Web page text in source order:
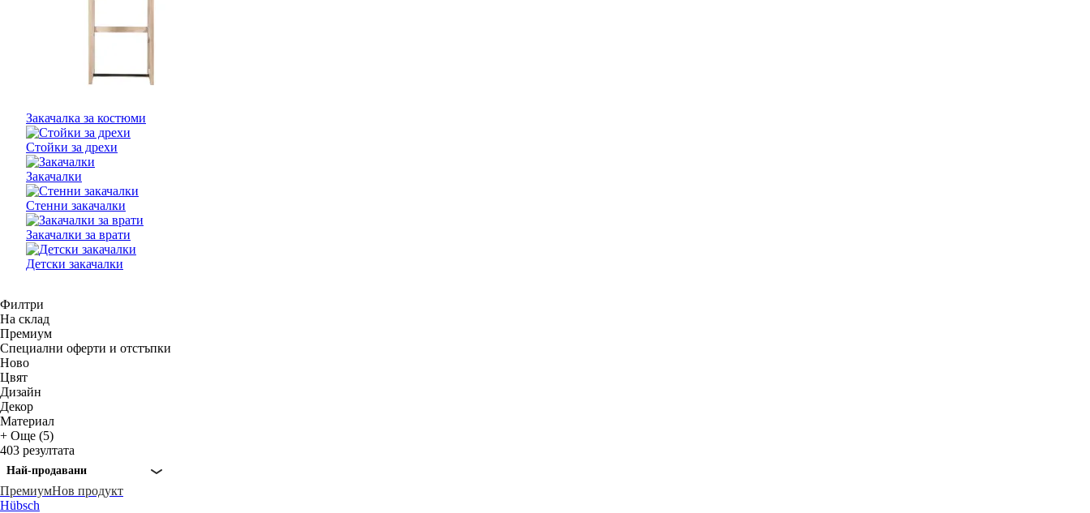
Закачалка за костюми
Стойки за дрехи
Закачалки
Стенни закачалки
Закачалки за врати
Детски закачалки
Филтри
На склад
Премиум
Специални оферти и отстъпки
Новo
Цвят
Дизайн
Декор
Материал
+ Още (5)
403 резултата
Най-продавани
ПремиумНов продукт
Hübsch